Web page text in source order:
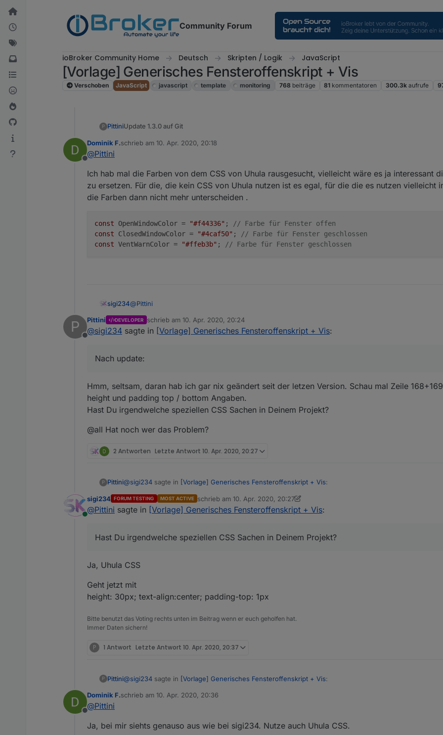
Weiter zum Inhalt
Community Forum
ioBroker Community Home Deutsch Skripten / Logik JavaScript
[Vorlage] Generisches Fensteroffenskript + Vis
Verschoben JavaScript javascript template monitoring 768 beiträge 81 kommentatoren 300.3k aufrufe
P PittiniUpdate 1.3.0 auf Git
9.4.20 (V 1.3.0)
Change: offen/geschlossen Zeiten werden nicht mehr als Zeitstempel angezeigt sondern die
und minütlich aktualisiert.
Add: Pro Raum konfigurierbare Lüftungsempfehlung integriert. Bei Skriptneustarts wird bereits
Zeit berücksichtigt.
Fenstern waren und das geöffnete Fenster in der Aufzählung vor dem geschlossenen gelistet
Offline
Dominik F.schrieb am 10. Apr. 2020, 20:18
zuletzt editiert von
@Pittini
Ich hab mal die Farben von dem CSS von Uhula rausgesucht, vielleicht wäre es ja interessant
zu ersetzen. Für die, die kein CSS von Uhula nutzen ist es egal, für die die es nutzen vielleicht
die Farben dann nicht mehr unterscheiden .
const OpenWindowColor = "#f44336" ;
// Farbe für Fenster offen
const ClosedWindowColor = "#4caf50" ;
// Farbe für Fenster geschlossen
const VentWarnColor = "#ffeb3b" ; // Farbe für Fenster geschlossen
sigi234@Pittini
Nach update:
P
Offline
Pittini DEVELOPER schrieb am 10. Apr. 2020, 20:24
zuletzt editiert von
@sigi234 sagte in [Vorlage] Generisches Fensteroffenskript + Vis:
Nach update:
Hmm, seltsam, daran hab ich gar nix geändert seit der letzen Version. Schau mal Zeile
height und padding top / bottom Angaben.
Hast Du irgendwelche speziellen CSS Sachen in Deinem Projekt?
@all Hat noch wer das Problem?
2 Antworten Letzte Antwort 10. Apr. 2020, 20:27
P Pittini@sigi234 sagte in [Vorlage] Generisches Fensteroffenskript + Vis:
Nach update:
Hmm, seltsam, daran hab ich gar nix geändert seit der letzen Version. Schau mal Zeile 168+169 und
padding top / bottom Angaben.
Online
sigi234 FORUM TESTING MOST ACTIVE schrieb am10. Apr. 2020, 20:27
zuletzt editiert von sigi2344. Okt. 2020, 22:33
@Pittini sagte in [Vorlage] Generisches Fensteroffenskript + Vis:
Hast Du irgendwelche speziellen CSS Sachen in Deinem Projekt?
Ja, Uhula CSS
Geht jetzt mit
height: 30px; text-align:center; padding-top: 1px
Bitte benutzt das Voting rechts unten im Beitrag wenn er euch geholfen hat.
Immer Daten sichern!
P 1 Antwort Letzte Antwort 10. Apr. 2020, 20:37
P Pittini@sigi234 sagte in [Vorlage] Generisches Fensteroffenskript + Vis:
Hmm, seltsam, daran hab ich gar nix geändert seit der letzen Version. Schau mal Zeile 168+169 und
Offline
Dominik F.schrieb am 10. Apr. 2020, 20:36
zuletzt editiert von
@Pittini
Ja, bei mir siehts genauso aus wie bei sigi234. Nutze auch Uhula CSS.